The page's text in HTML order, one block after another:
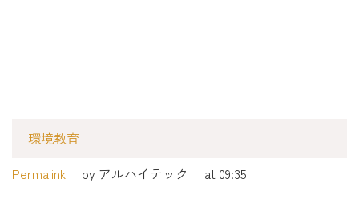
環境教育
Permalink
by アルハイテック at 09:35